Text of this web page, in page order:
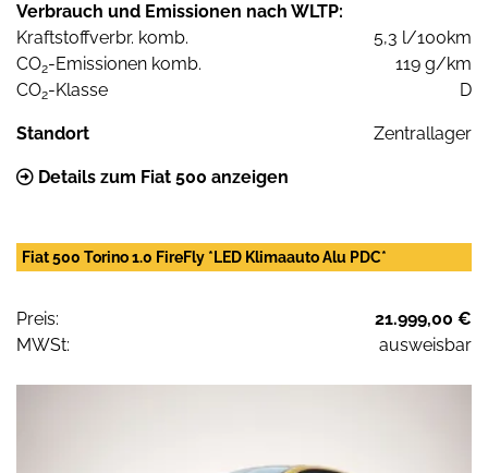
Verbrauch und Emissionen nach WLTP:
Kraftstoffverbr. komb.
5,3 l/100km
CO2-Emissionen komb.
119 g/km
CO2-Klasse D
Standort Zentrallager
Details zum Fiat 500 anzeigen
Fiat 500 Torino 1.0 FireFly *LED Klimaauto Alu PDC*
Preis:
21.999,00 €
MWSt:
ausweisbar